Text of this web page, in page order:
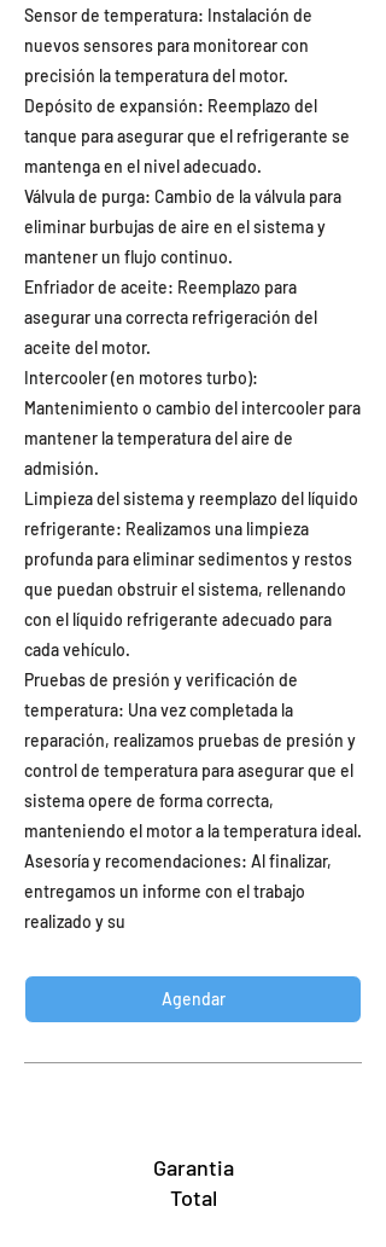
Sensor de temperatura: Instalación de
nuevos sensores para monitorear con
precisión la temperatura del motor.
Depósito de expansión: Reemplazo del
tanque para asegurar que el refrigerante se
mantenga en el nivel adecuado.
Válvula de purga: Cambio de la válvula para
eliminar burbujas de aire en el sistema y
mantener un flujo continuo.
Enfriador de aceite: Reemplazo para
asegurar una correcta refrigeración del
aceite del motor.
Intercooler (en motores turbo):
Mantenimiento o cambio del intercooler para
mantener la temperatura del aire de
admisión.
Limpieza del sistema y reemplazo del líquido
refrigerante: Realizamos una limpieza
profunda para eliminar sedimentos y restos
que puedan obstruir el sistema, rellenando
con el líquido refrigerante adecuado para
cada vehículo.
Pruebas de presión y verificación de
temperatura: Una vez completada la
reparación, realizamos pruebas de presión y
control de temperatura para asegurar que el
sistema opere de forma correcta,
manteniendo el motor a la temperatura ideal.
Asesoría y recomendaciones: Al finalizar,
entregamos un informe con el trabajo
realizado y su
Agendar
Garantia
Total